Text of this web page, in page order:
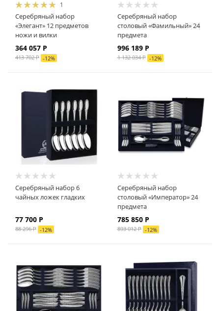
1
Серебряный набор
«Элегант» 12 предметов
ножи и вилки
364 057 Р
413 702Р -12%
Серебряный набор
столовый «Фамильный» 24
предмета
996 189Р
1 132 034Р -12%
Серебряный набор 6
чайных ложек гладких
77 700 Р
88 296Р -12%
Серебряный набор
столовый «Император» 24
предмета
785 850Р
893 012Р -12%